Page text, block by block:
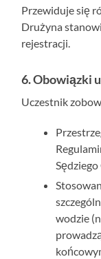
Przewiduje się
Drużyna
rejestracji.
6. Obowiązki
Uczestnik
Sędziego
wodzie